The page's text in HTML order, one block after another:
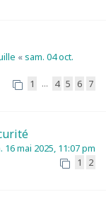
«sam. 04 oct.
1 … 4 5 6 7
16 mai 2025, 11:07 pm
1 2